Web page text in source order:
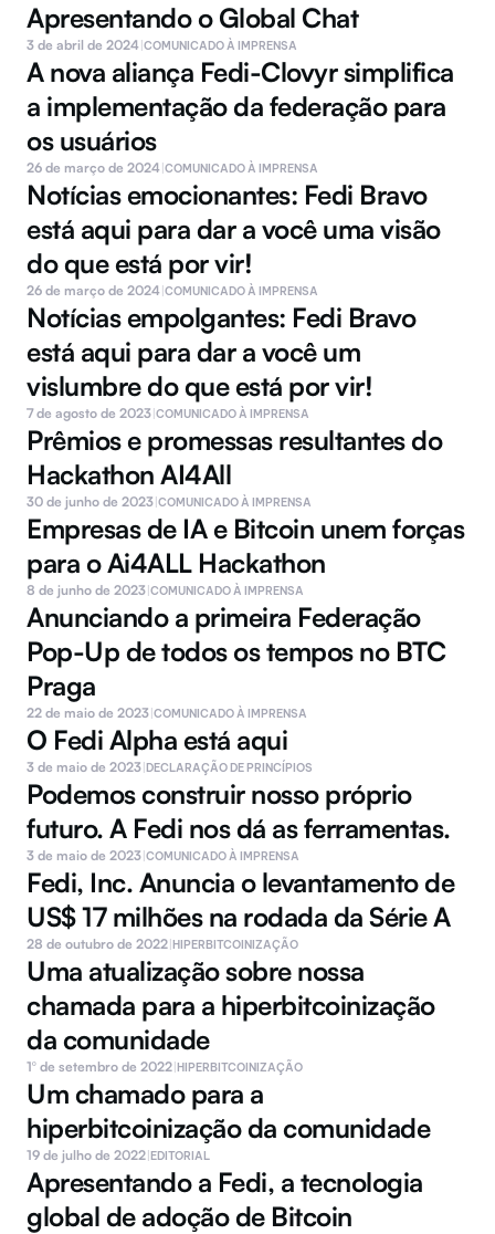
Apresentando o Global Chat
3 de abril de 2024|COMUNICADO À IMPRENSA
A nova aliança Fedi-Clovyr simplifica
a implementação da federação para
os usuários
26 de março de 2024|COMUNICADO À IMPRENSA
Notícias emocionantes: Fedi Bravo
está aqui para dar a você uma visão
do que está por vir!
26 de março de 2024|COMUNICADO À IMPRENSA
Notícias empolgantes: Fedi Bravo
está aqui para dar a você um
vislumbre do que está por vir!
7 de agosto de 2023|COMUNICADO À IMPRENSA
Prêmios e promessas resultantes do
Hackathon AI4All
30 de junho de 2023|COMUNICADO À IMPRENSA
Empresas de IA e Bitcoin unem forças
para o Ai4ALL Hackathon
8 de junho de 2023|COMUNICADO À IMPRENSA
Anunciando a primeira Federação
Pop-Up de todos os tempos no BTC
Praga
22 de maio de 2023|COMUNICADO À IMPRENSA
O Fedi Alpha está aqui
3 de maio de 2023|DECLARAÇÃO DE PRINCÍPIOS
Podemos construir nosso próprio
futuro. A Fedi nos dá as ferramentas.
3 de maio de 2023|COMUNICADO À IMPRENSA
Fedi, Inc. Anuncia o levantamento de
US$ 17 milhões na rodada da Série A
28 de outubro de 2022|HIPERBITCOINIZAÇÃO
Uma atualização sobre nossa
chamada para a hiperbitcoinização
da comunidade
1º de setembro de 2022|HIPERBITCOINIZAÇÃO
Um chamado para a
hiperbitcoinização da comunidade
19 de julho de 2022|EDITORIAL
Apresentando a Fedi, a tecnologia
global de adoção de Bitcoin